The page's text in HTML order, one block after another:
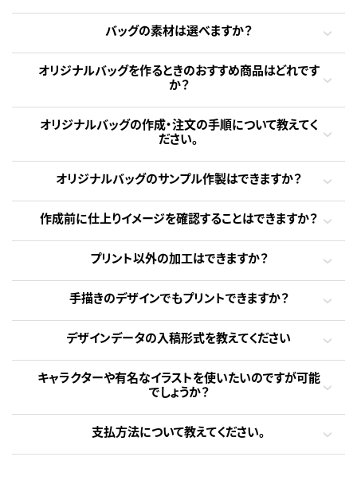
バッグの素材は選べますか？
オリジナルバッグを作るときのおすすめ商品はどれです
か？
オリジナルバッグの作成・注文の手順について教えてく
ださい。
オリジナルバッグのサンプル作製はできますか？
作成前に仕上りイメージを確認することはできますか？
プリント以外の加工はできますか？
手描きのデザインでもプリントできますか？
デザインデータの入稿形式を教えてください
キャラクターや有名なイラストを使いたいのですが可能
でしょうか？
支払方法について教えてください。